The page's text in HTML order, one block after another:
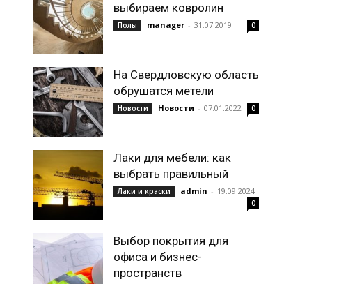
выбираем ковролин
Полы manager - 31.07.2019 0
На Свердловскую область
обрушатся метели
Новости Новости - 07.01.2022 0
Лаки для мебели: как
выбрать правильный
Лаки и краски admin - 19.09.2024
0
Выбор покрытия для
офиса и бизнес-
пространств